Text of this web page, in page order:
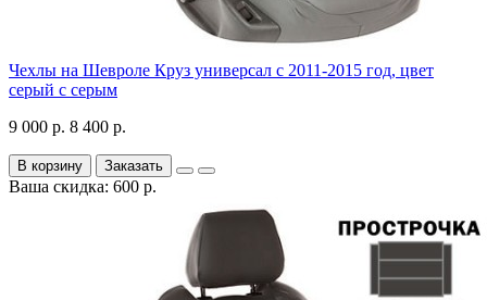
Чехлы на Шевроле Круз универсал с 2011-2015 год, цвет
серый с серым
9 000 р. 8 400 р.
В корзину Заказать
Ваша скидка: 600 р.